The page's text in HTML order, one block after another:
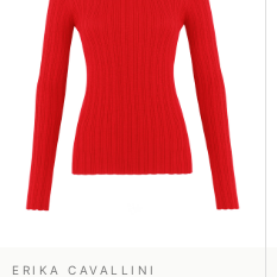
ERIKA CAVALLINI